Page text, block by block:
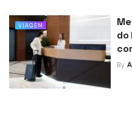
VIAGEM
do
By